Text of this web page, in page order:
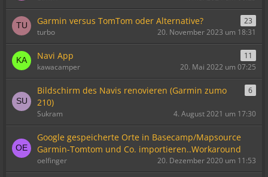
Garmin versus TomTom oder Alternative?
23
turbo
20. November 2023 um 18:31
Navi App
11
kawacamper
20. Mai 2022 um 07:25
Bildschirm des Navis renovieren (Garmin zumo
210)
6
Sukram 4. August 2021 um 17:30
Google gespeicherte Orte in Basecamp/Mapsource
Garmin-Tomtom und Co. importieren..Workaround
oelfinger 20. Dezember 2020 um 11:53